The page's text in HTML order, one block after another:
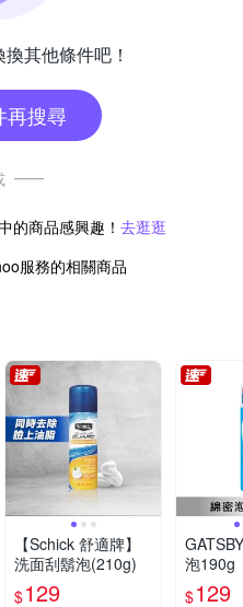
其他條件吧！
再搜尋
的商品感興趣！ 去逛逛
服務的相關商品
【Schick 舒適牌】
洗面刮鬍泡(210g)
$129
泡190g
$129